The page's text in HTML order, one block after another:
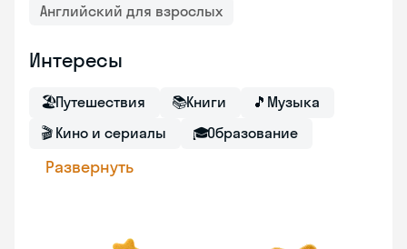
Английский для взрослых
Интересы
🏖Путешествия 📚Книги 🎵 Музыка
🎬 Кино и сериалы 🎓Образование
Развернуть